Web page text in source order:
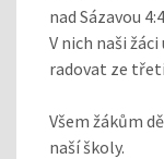
nad Sázavou
V nich naši
radovat ze
Všem žákům
naší školy.